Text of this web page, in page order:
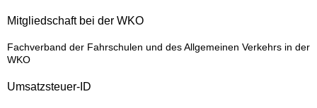
Mitgliedschaft bei der WKO
Fachverband der Fahrschulen und des Allgemeinen Verkehrs in der
WKO
Umsatzsteuer-ID